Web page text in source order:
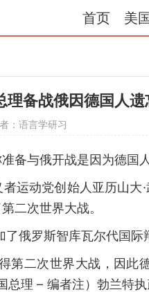
首页 美
理备战俄因德国人遗
：语言学研习
备与俄开战是因为德国
运动党创始人亚历山
二次世界大战。
俄罗斯智库瓦尔代国际
第二次世界大战，因
总理 – 编者注）勃兰特